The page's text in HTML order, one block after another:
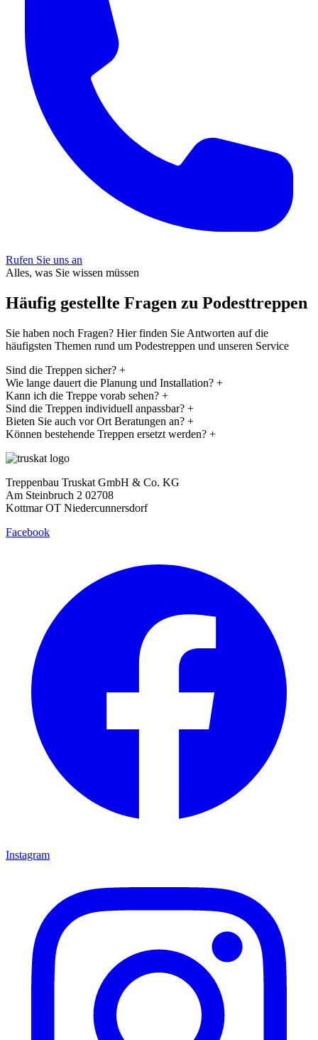
Rufen Sie uns an
Alles, was Sie wissen müssen
Häufig gestellte Fragen zu Podesttreppen
Sie haben noch Fragen? Hier finden Sie Antworten auf die
häufigsten Themen rund um Podestreppen und unseren Service
Sind die Treppen sicher? +
Wie lange dauert die Planung und Installation? +
Kann ich die Treppe vorab sehen? +
Sind die Treppen individuell anpassbar? +
Bieten Sie auch vor Ort Beratungen an? +
Können bestehende Treppen ersetzt werden? +
Treppenbau Truskat GmbH & Co. KG
Am Steinbruch 2 02708
Kottmar OT Niedercunnersdorf
Facebook
Instagram